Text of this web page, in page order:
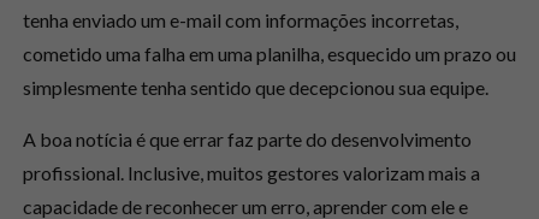
tenha enviado um e-mail com informações incorretas,
cometido uma falha em uma planilha, esquecido um prazo ou
simplesmente tenha sentido que decepcionou sua equipe.
A boa notícia é que errar faz parte do desenvolvimento
profissional. Inclusive, muitos gestores valorizam mais a
capacidade de reconhecer um erro, aprender com ele e